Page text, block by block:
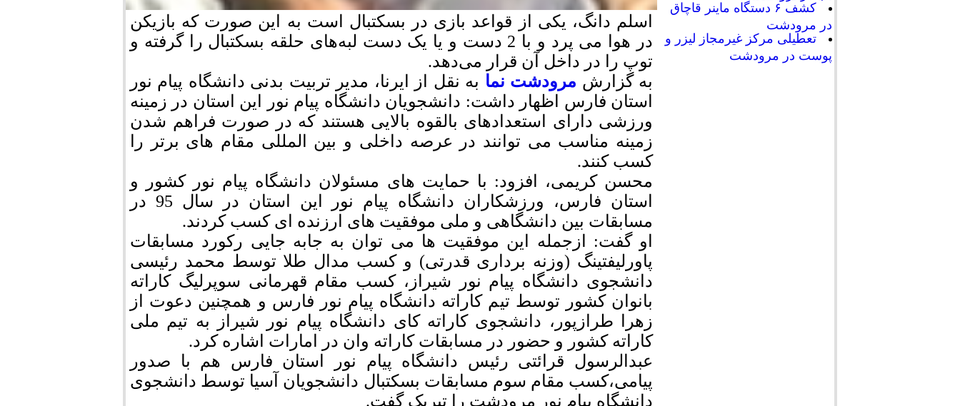
کشف ۶ دستگاه ماینر قاچاق
در مرودشت
تعطیلی مرکز غیرمجاز لیزر و
پوست در مرودشت
اسلم دانگ، یکی از قواعد بازی در بسکتبال است به این صورت که بازیکن
در هوا می پرد و با 2 دست و یا یک دست لبه‌های حلقه بسکتبال را گرفته و
توپ را در داخل آن قرار می‌دهد.
به گزارش مرودشت نما به نقل از ایرنا، مدیر تربیت بدنی دانشگاه پیام نور
استان فارس اظهار داشت: دانشجویان دانشگاه پیام نور این استان در زمینه
ورزشی دارای استعدادهای بالقوه بالایی هستند که در صورت فراهم شدن
زمینه مناسب می توانند در عرصه داخلی و بین المللی مقام های برتر را
کسب کنند.
محسن کریمی، افزود: با حمایت های مسئولان دانشگاه پیام نور کشور و
استان فارس، ورزشکاران دانشگاه پیام نور این استان در سال 95 در
مسابقات بین دانشگاهی و ملی موفقیت های ارزنده ای کسب کردند.
او گفت: ازجمله این موفقیت ها می توان به جابه جایی رکورد مسابقات
پاورلیفتینگ (وزنه برداری قدرتی) و کسب مدال طلا توسط محمد رئیسی
دانشجوی دانشگاه پیام نور شیراز، کسب مقام قهرمانی سوپرلیگ کاراته
بانوان کشور توسط تیم کاراته دانشگاه پیام نور فارس و همچنین دعوت از
زهرا طرازپور، دانشجوی کاراته کای دانشگاه پیام نور شیراز به تیم ملی
کاراته کشور و حضور در مسابقات کاراته وان در امارات اشاره کرد.
عبدالرسول قرائتی رئیس دانشگاه پیام نور استان فارس هم با صدور
پیامی،کسب مقام سوم مسابقات بسکتبال دانشجویان آسیا توسط دانشجوی
دانشگاه پیام نور مرودشت را تبریک گفت.